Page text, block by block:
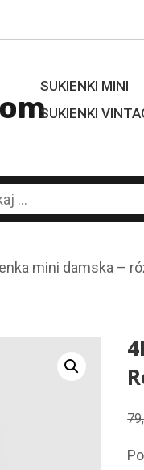
SUKIENKI MINI
SUKIENKI
mini damska –